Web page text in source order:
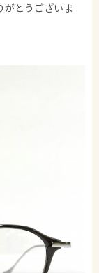
がとうございま